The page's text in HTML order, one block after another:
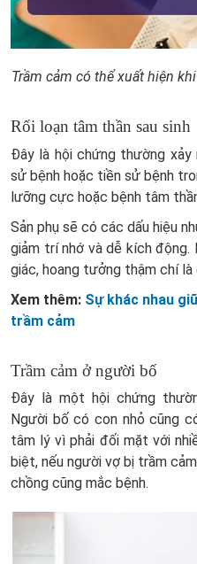
Trầm cảm có thể xuất hiện
Rối loạn tâm thần sau sinh
Đây là hội chứng thường
sử bệnh hoặc tiền sử bệnh
lưỡng cực hoặc bệnh tâm
Sản phụ sẽ có các dấu hiệu
giảm trí nhớ và dễ kích động.
giác, hoang tưởng thậm chí
Xem thêm: Sự khác nhau
trầm cảm
Trầm cảm ở người bố
Đây là một hội chứng
Người bố có con nhỏ cũng
tâm lý vì phải đối mặt với
biệt, nếu người vợ bị trầm
chồng cũng mắc bệnh.